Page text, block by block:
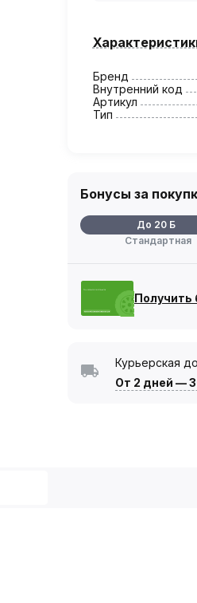
Бренд
Внутренний код
Артикул
Тип
Бонусы за
До 20 Б
Стандартная
Получить
Курьерская
От 2 дней —